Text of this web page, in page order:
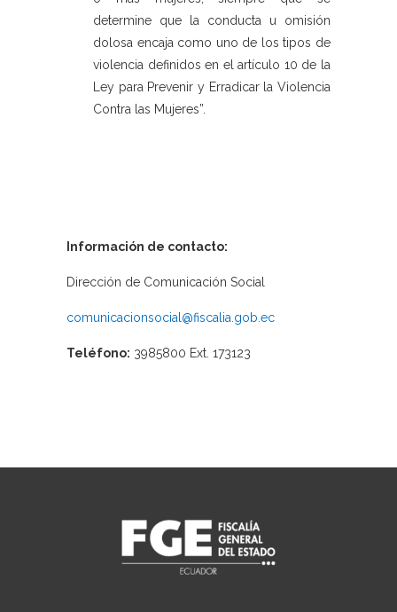
determine que la conducta u omisión
dolosa encaja como uno de los tipos de
violencia definidos en el artículo 10 de la
Ley para Prevenir y Erradicar la Violencia
Contra las Mujeres”.
Información de contacto:
Dirección de Comunicación Social
comunicacionsocial@fiscalia.gob.ec
Teléfono: 3985800 Ext. 173123